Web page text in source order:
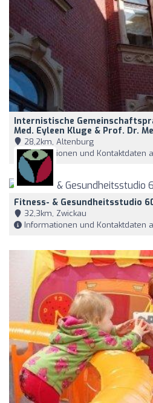
Internistische
Med. Eyleen Kluge & Prof. Dr.
28,2km, Altenburg
Informationen und Kontaktdaten
Fitness- & Gesundheitsstudio
32,3km, Zwickau
Informationen und Kontaktdaten